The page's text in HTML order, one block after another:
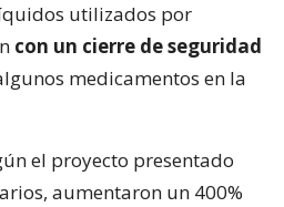
utilizados por
con un cierre de seguridad
medicamentos en la
el proyecto presentado
aumentaron un 400%